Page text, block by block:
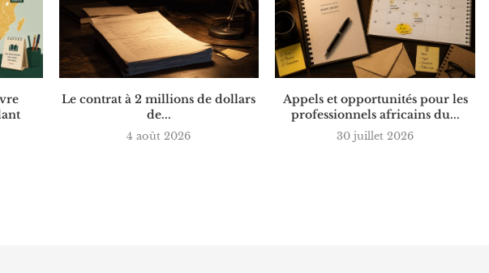
Le contrat à 2 millions de dollars
de...
4 août 2026
Appels et opportunités pour les
professionnels africains du...
30 juillet 2026